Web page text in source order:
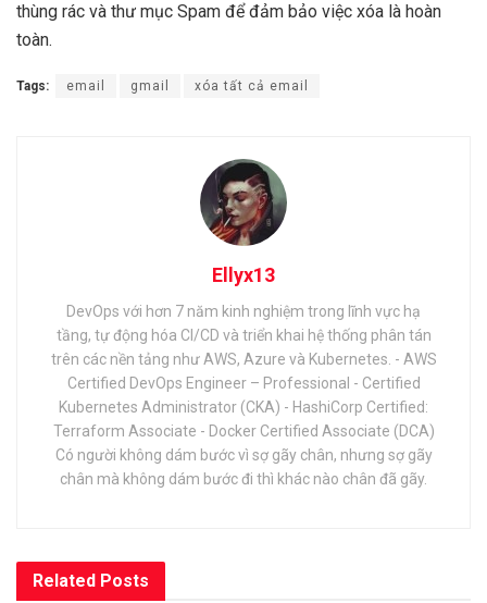
thùng rác và thư mục Spam để đảm bảo việc xóa là hoàn
toàn.
Tags: email gmail xóa tất cả email
Ellyx13
DevOps với hơn 7 năm kinh nghiệm trong lĩnh vực hạ
tầng, tự động hóa CI/CD và triển khai hệ thống phân tán
trên các nền tảng như AWS, Azure và Kubernetes. - AWS
Certified DevOps Engineer – Professional - Certified
Kubernetes Administrator (CKA) - HashiCorp Certified:
Terraform Associate - Docker Certified Associate (DCA)
Có người không dám bước vì sợ gãy chân, nhưng sợ gãy
chân mà không dám bước đi thì khác nào chân đã gãy.
Related Posts